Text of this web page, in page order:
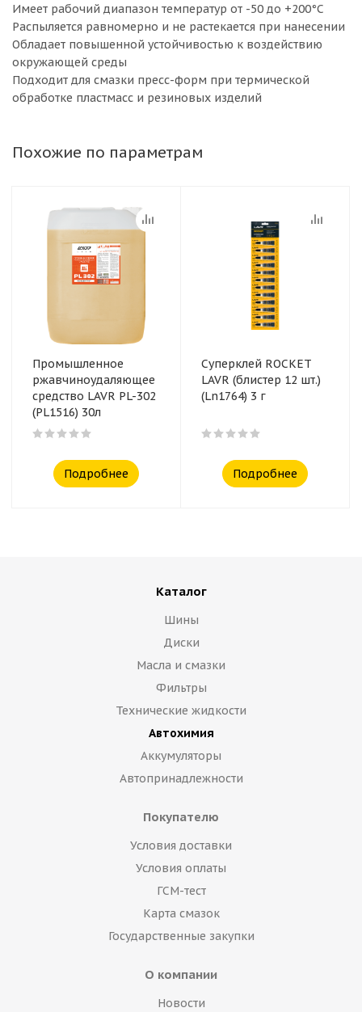
Имеет рабочий диапазон температур от -50 до +200°С
Распыляется равномерно и не растекается при нанесении
Обладает повышенной устойчивостью к воздействию
окружающей среды
Подходит для смазки пресс-форм при термической
обработке пластмасс и резиновых изделий
Похожие по параметрам
Промышленное
ржавчиноудаляющее
средство LAVR PL-302
(PL1516) 30л
Подробнее
Суперклей ROCKET
LAVR (блистер 12 шт.)
(Ln1764) 3 г
Подробнее
Каталог
Шины
Диски
Масла и смазки
Фильтры
Технические жидкости
Автохимия
Аккумуляторы
Автопринадлежности
Покупателю
Условия доставки
Условия оплаты
ГСМ-тест
Карта смазок
Государственные закупки
О компании
Новости